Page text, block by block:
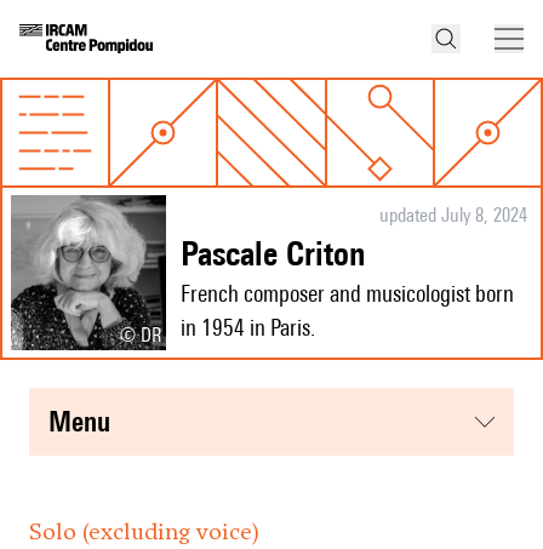
© DR
updated July 8, 2024
Pascale Criton
French composer and musicologist born
in 1954 in Paris.
menu
Solo (excluding voice)